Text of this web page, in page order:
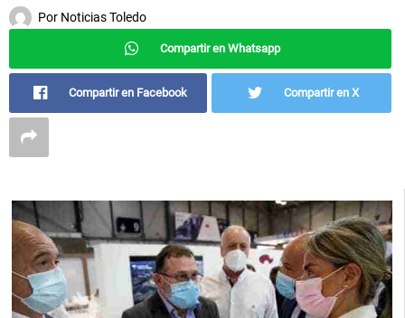
Por Noticias Toledo
Compartir en Whatsapp
Compartir en Facebook Compartir en X